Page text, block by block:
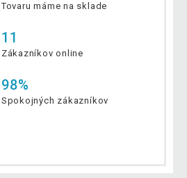
Tovaru máme na sklade
11
Zákazníkov online
98%
Spokojných zákazníkov